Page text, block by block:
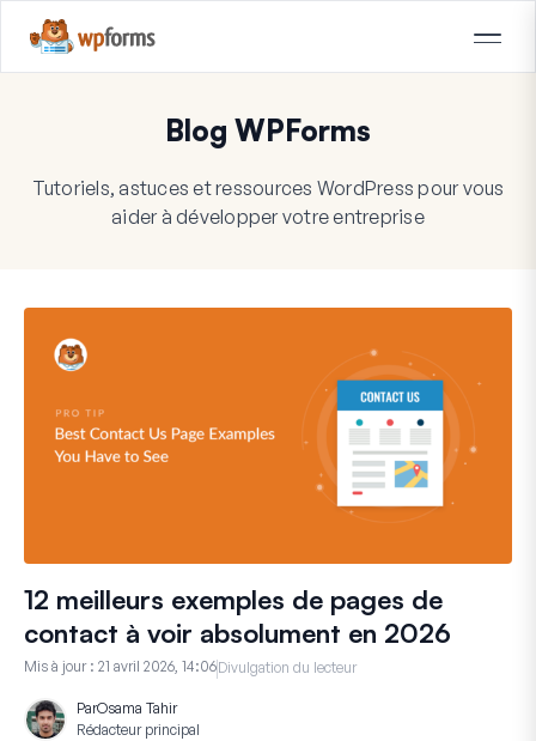
Blog WPForms
Tutoriels, astuces et ressources WordPress pour vous
aider à développer votre entreprise
12 meilleurs exemples de pages de
contact à voir absolument en 2026
Mis à jour : 21 avril 2026, 14:06Divulgation du lecteur
ParOsama Tahir
Rédacteur principal